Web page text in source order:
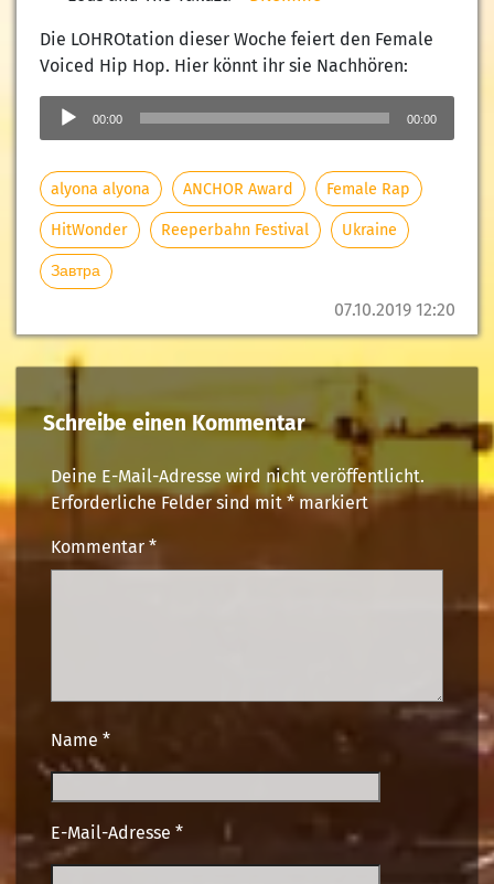
07.10.2019 12:20
Die LOHROtation dieser Woche feiert den Female
Voiced Hip Hop. Hier könnt ihr sie Nachhören:
Audio-
Player
00:00 00:00
alyona alyona ANCHOR Award Female Rap
HitWonder Reeperbahn Festival Ukraine
Завтра
Schreibe einen Kommentar
Deine E-Mail-Adresse wird nicht veröffentlicht.
Erforderliche Felder sind mit*markiert
Kommentar *
Name *
E-Mail-Adresse *